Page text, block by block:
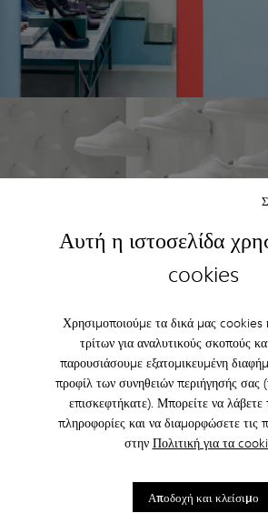
Αυτή η ιστοσελίδα
cookies
Χρησιμοποιούμε τα δικά μας cookies
τρίτων για αναλυτικούς σκοπούς
παρουσιάσουμε εξατομικευμένη
προφίλ των συνηθειών περιήγησής σας
επισκεφτήκατε). Μπορείτε να λάβετε
πληροφορίες και να διαμορφώσετε τις
στην Πολιτική για τα
Αποδοχή και κλείσιμο
Nendo